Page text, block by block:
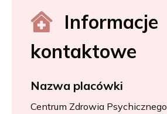
Informacje
kontaktowe
Nazwa placówki
Centrum Zdrowia Psychicznego